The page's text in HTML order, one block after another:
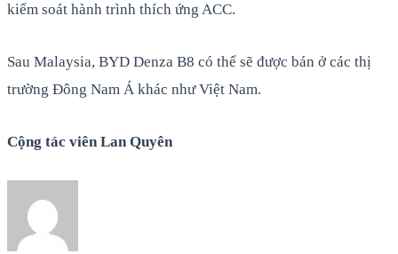
kiểm soát hành trình thích ứng ACC.
Sau Malaysia, BYD Denza B8 có thể sẽ được bán ở các thị
trường Đông Nam Á khác như Việt Nam.
Cộng tác viên Lan Quyên